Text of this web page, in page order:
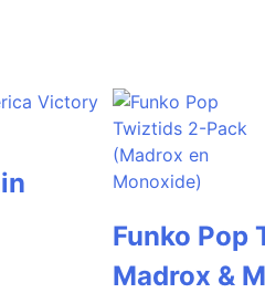
Funko Pop
Madrox &